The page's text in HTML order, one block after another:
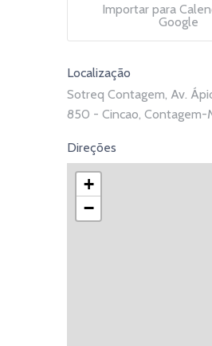
Importar para
Google
Localização
Sotreq Contagem, Av.
850 - Cincao, Contagem-
Direções
+
−